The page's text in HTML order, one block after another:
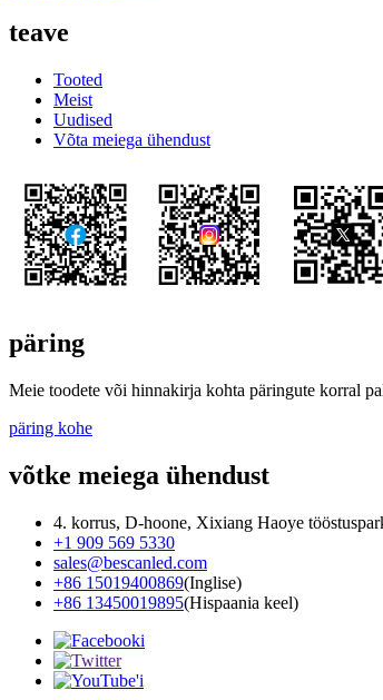
teave
Tooted
Meist
Uudised
Võta meiega ühendust
päring
Meie toodete või hinnakirja kohta päringute korral
päring kohe
võtke meiega ühendust
4. korrus, D-hoone, Xixiang Haoye
+1 909 569 5330
sales@bescanled.com
+86 15019400869(Inglise)
+86 13450019895(Hispaania keel)